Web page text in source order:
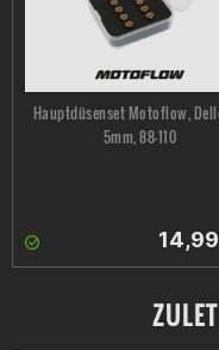
Hauptdüsenset Motoflow,
5mm, 88-110